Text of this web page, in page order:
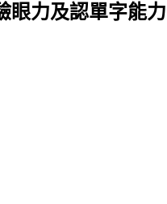
力及認單字能力